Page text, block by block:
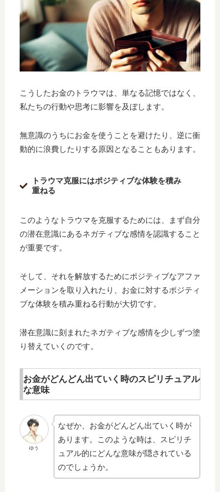
こうしたお金のトラウマは、単なる記憶ではなく、
私たちの行動や思考に影響を及ぼします。
無意識のうちにお金を使うことを避けたり、逆に衝
動的に浪費したりする原因となることもあります。
トラウマ克服にはポジティブな体験を積み
重ねる
このようなトラウマを克服するためには、まず自分
の潜在意識にあるネガティブな感情を認識すること
が重要です。
そして、それを解放するためにポジティブなアファ
メーションを取り入れたり、お金に対するポジティ
ブな体験を積み重ねる行動が大切です。
潜在意識に刻まれたネガティブな感情を少しずつ塗
り替えていくのです。
お金がどんどん出ていく時のスピリチュアル
な意味
ゆう
なぜか、お金がどんどん出ていく時が
あります。このような時は、スピリチ
ュアル的にどんな意味が隠されている
のでしょうか。